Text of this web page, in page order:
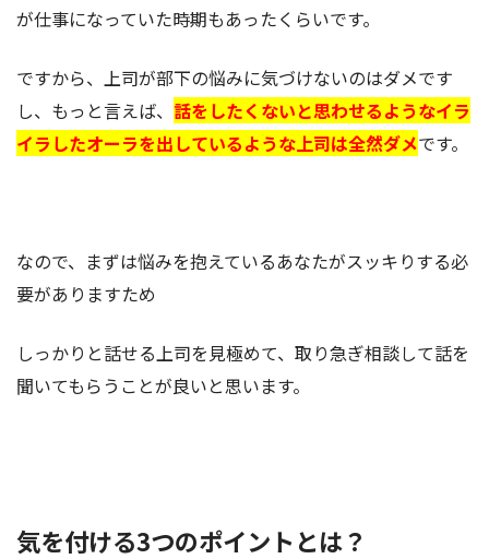
が仕事になっていた時期もあったくらいです。
ですから、上司が部下の悩みに気づけないのはダメです
し、もっと言えば、 話をしたくないと思わせるようなイラ
イラしたオーラを出しているような上司は全然ダメです。
なので、まずは悩みを抱えているあなたがスッキりする必
要がありますため
しっかりと話せる上司を見極めて、取り急ぎ相談して話を
聞いてもらうことが良いと思います。
気を付ける3つのポイントとは？